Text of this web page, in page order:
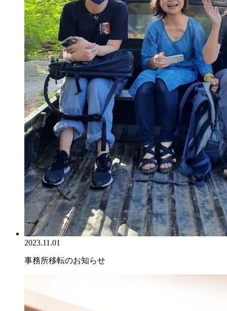
2023.11.01
事務所移転のお知らせ